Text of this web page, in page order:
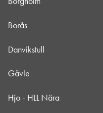
Borås
Danvikstull
Gävle
Hjo - HLL Nära